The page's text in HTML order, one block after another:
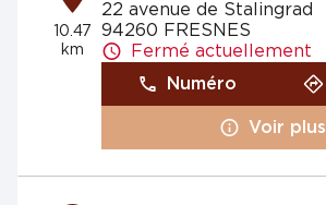
10.47
km
22 avenue de Stalingrad
94260 FRESNES
Fermé actuellement
Numéro
Voir plus